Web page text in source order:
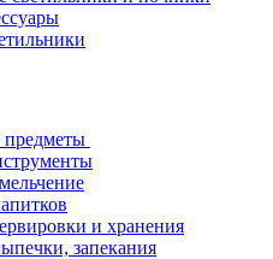
предметы
и хранения
запекания